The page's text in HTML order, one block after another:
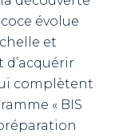
évolue
et
complètent
« BIS